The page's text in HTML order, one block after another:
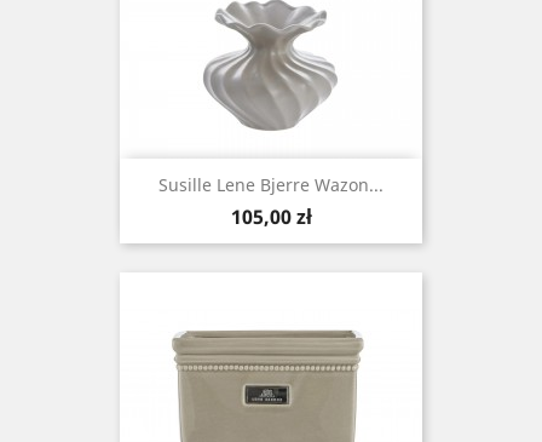
Susille Lene Bjerre Wazon...
Cena
105,00 zł